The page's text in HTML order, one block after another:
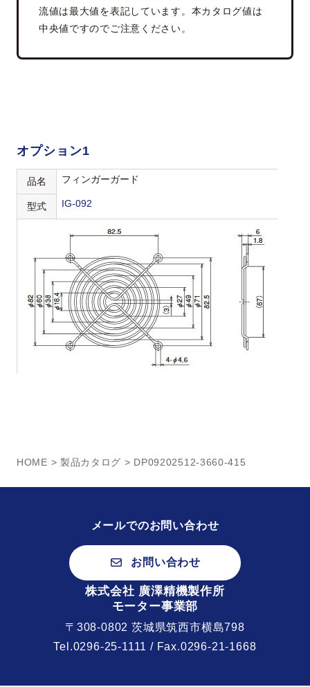
流値は最大値を表記しています。本カタログ値は
中央値ですのでご注意ください。
オプション1
品名 フィンガーガード
型式 IG-092
HOME > 製品カタログ > DP09202512-3660-415
メールでのお問い合わせ
お問い合わせ
株式会社 廣澤精機製作所
モーター事業部
〒308-0802 茨城県筑西市横島798
Tel.0296-25-1111 / Fax.0296-21-1668